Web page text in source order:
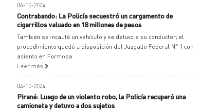
06-10-2024
Contrabando: La Policía secuestró un cargamento de
cigarrillos valuado en 18 millones de pesos
También se incautó un vehículo y se detuvo a su conductor; el
procedimiento quedó a disposición del Juzgado Federal N° 1 con
asiento en Formosa
Leer más
04-10-2024
Pirané: Luego de un violento robo, la Policía recuperó una
camioneta y detuvo a dos sujetos